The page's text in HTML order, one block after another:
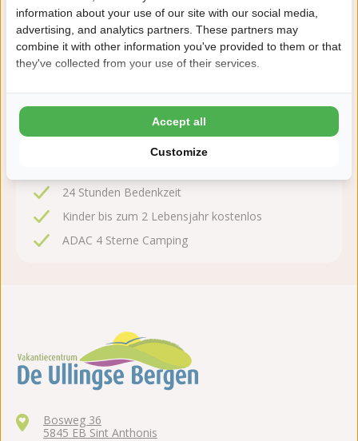
Jetzt buchen!
Nach der Buchung haben Sie 24 Stunden Zeit, kostenlos
zu ändern oder zu stornieren.
Deshalb buchen Sie mit De Ullingse
Bergen
24 Stunden Bedenkzeit
Kinder bis zum 2 Lebensjahr kostenlos
ADAC 4 Sterne Camping
Bosweg 36
5845 EB Sint Anthonis
information about your use of our site with our social media,
advertising, and analytics partners. These partners may
combine it with other information you've provided to them or that
they've collected from your use of their services.
Customize
Accept all